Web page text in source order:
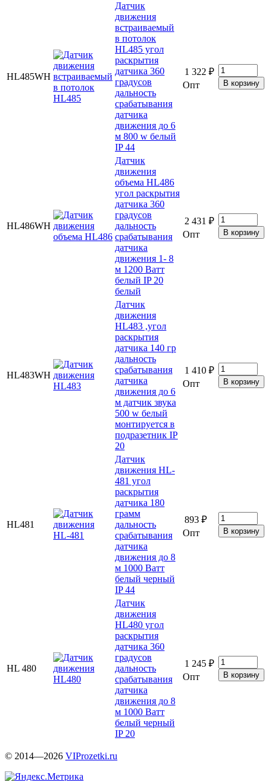
HL485WH
Датчик
движения
встраиваемый
в потолок
HL485 угол
раскрытия
датчика 360
градусов
дальность
срабатывания
датчика
движения до 6
м 800 w белый
IP 44
1 322 ₽
Опт
HL486WH
Датчик
движения
объема HL486
угол раскрытия
датчика 360
градусов
дальность
срабатывания
датчика
движения 1- 8
м 1200 Ватт
белый IP 20
белый
2 431 ₽
Опт
HL483WH
Датчик
движения
HL483 ,угол
раскрытия
датчика 140 гр
дальность
срабатывания
датчика
движения до 6
м датчик звука
500 w белый
монтируется в
подразетник IP
20
1 410 ₽
Опт
HL481
Датчик
движения HL-
481 угол
раскрытия
датчика 180
грамм
дальность
срабатывания
датчика
движения до 8
м 1000 Ватт
белый черный
IP 44
893 ₽
Опт
HL 480
Датчик
движения
HL480 угол
раскрытия
датчика 360
градусов
дальность
срабатывания
датчика
движения до 8
м 1000 Ватт
белый черный
IP 20
1 245 ₽
Опт
© 2014—2026 VIProzetki.ru